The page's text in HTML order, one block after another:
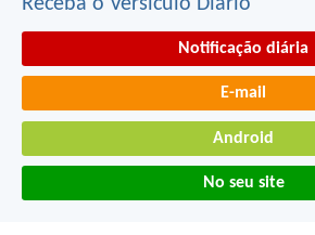
Notificação diária
E-mail
Android
No seu site